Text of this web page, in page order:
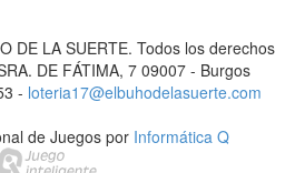
DE LA SUERTE. Todos los derechos
DE FÁTIMA, 7 09007 - Burgos
- loteria17@elbuhodelasuerte.com
de Juegos por Informática Q